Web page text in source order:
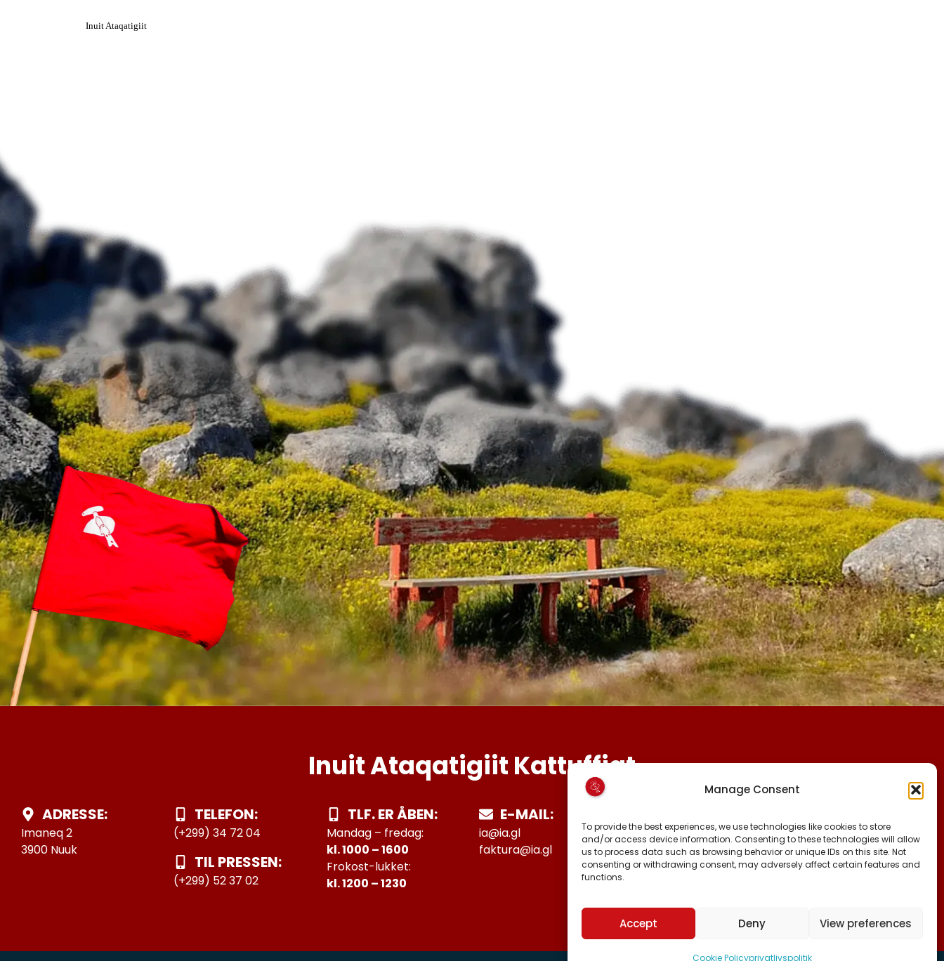
Manage Consent
To provide the best experiences, we use technologies like cookies to store
and/or access device information. Consenting to these technologies will allow
us to process data such as browsing behavior or unique IDs on this site. Not
consenting or withdrawing consent, may adversely affect certain features and
functions.
Accept Deny View preferences
Cookie Policyprivatlivspolitik
Inuit Ataqatigiit
Inuit Ataqatigiit Kattuffiat
ADRESSE:
Imaneq 2
3900 Nuuk
TELEFON:
(+299) 34 72 04
TIL PRESSEN:
(+299) 52 37 02
TLF. ER ÅBEN:
Mandag – fredag:
kl. 1000 – 1600
Frokost-lukket:
kl. 1200 – 1230
E-MAIL:
ia@ia.gl
faktura@ia.gl
25027388
KONTO NR:
FACEBOOK
INSTAGRAM
TIKTOK